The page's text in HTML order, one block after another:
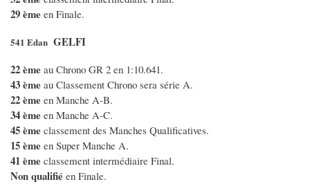
29 ème en Finale.
541 Edan GELFI
22 ème au Chrono GR 2 en 1:10.641.
43 ème au Classement Chrono sera série A.
22 ème en Manche A-B.
34 ème en Manche A-C.
45 ème classement des Manches Qualificatives.
15 ème en Super Manche A.
41 ème classement intermédiaire Final.
Non qualifié en Finale.